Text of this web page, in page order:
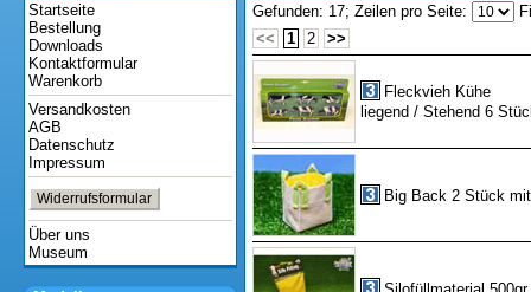
Startseite
Bestellung
Downloads
Kontaktformular
Warenkorb
Versandkosten
AGB
Datenschutz
Impressum
Widerrufsformular
Über uns
Museum
Gefunden: 17; Zeilen pro Seite:
<<
1 2 >>
Fleckvieh Kühe
liegend / Stehend 6
Big Back 2 Stück